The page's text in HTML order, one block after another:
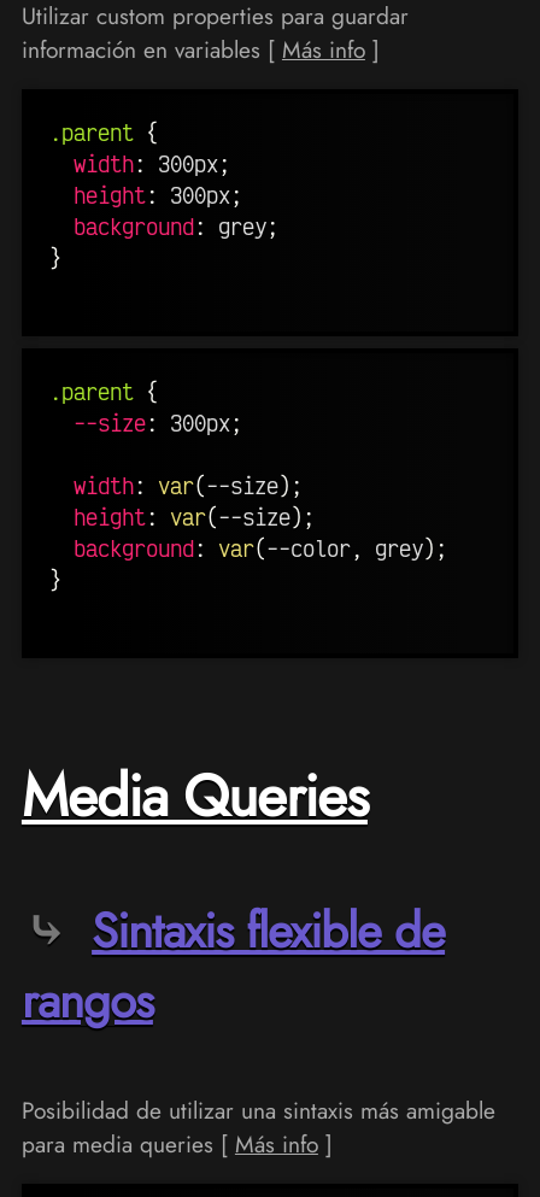
Utilizar custom properties para guardar
información en variables [ Más info]
.parent {
width: 300px;
height: 300px;
background: grey;
}
.parent {
--size: 300px;
width: var(--size) ;
height: var(--size) ;
background: var(--color, grey) ;
}
Media Queries
Sintaxis flexible de
rangos
Posibilidad de utilizar una sintaxis más amigable
para media queries [ Más info]